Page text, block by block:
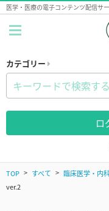
医学・医療の電子コンテンツ配信サ
カテゴリー
ロ
TOP すべて 臨床医学・内
ver.2